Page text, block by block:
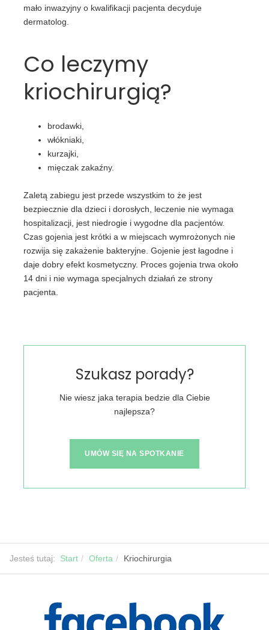
mało inwazyjny o kwalifikacji pacjenta decyduje
dermatolog.
Co leczymy
kriochirurgią?
brodawki,
włókniaki,
kurzajki,
mięczak zakaźny.
Zaletą zabiegu jest przede wszystkim to że jest
bezpiecznie dla dzieci i dorosłych, leczenie nie wymaga
hospitalizacji, jest niedrogie i wygodne dla pacjentów.
Czas gojenia jest krótki a w miejscach wymrożonych nie
rozwija się zakażenie bakteryjne. Gojenie jest łagodne i
daje dobry efekt kosmetyczny. Proces gojenia trwa około
14 dni i nie wymaga specjalnych działań ze strony
pacjenta.
Szukasz porady?
Nie wiesz jaka terapia bedzie dla Ciebie
najlepsza?
UMÓW SIĘ NA SPOTKANIE
Jesteś tutaj: Start Oferta Kriochirurgia